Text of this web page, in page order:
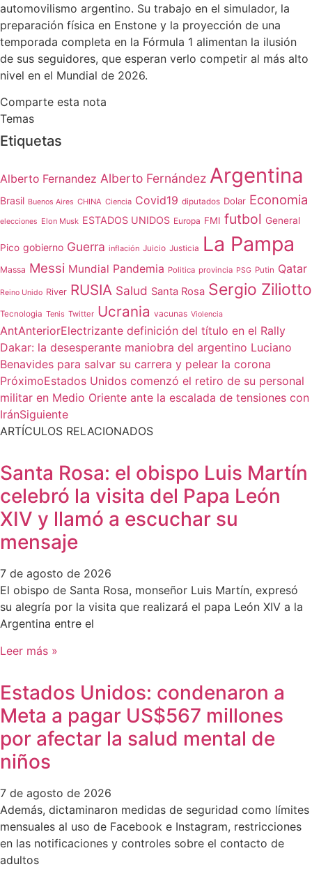
automovilismo argentino. Su trabajo en el simulador, la
preparación física en Enstone y la proyección de una
temporada completa en la Fórmula 1 alimentan la ilusión
de sus seguidores, que esperan verlo competir al más alto
nivel en el Mundial de 2026.
Comparte esta nota
Temas
Etiquetas
Alberto Fernandez Alberto Fernández Argentina
Brasil Buenos Aires CHINA Ciencia Covid19 diputados Dolar Economia
elecciones Elon Musk ESTADOS UNIDOS Europa FMI futbol General
Pico gobierno Guerra inflación Juicio Justicia La Pampa
Massa Messi Mundial Pandemia Politica provincia PSG Putin Qatar
Reino Unido River RUSIA Salud Santa Rosa Sergio Ziliotto
Tecnologia Tenis Twitter Ucrania vacunas Violencia
AntAnteriorElectrizante definición del título en el Rally
Dakar: la desesperante maniobra del argentino Luciano
Benavides para salvar su carrera y pelear la corona
PróximoEstados Unidos comenzó el retiro de su personal
militar en Medio Oriente ante la escalada de tensiones con
IránSiguiente
ARTÍCULOS RELACIONADOS
Santa Rosa: el obispo Luis Martín
celebró la visita del Papa León
XIV y llamó a escuchar su
mensaje
7 de agosto de 2026
El obispo de Santa Rosa, monseñor Luis Martín, expresó
su alegría por la visita que realizará el papa León XIV a la
Argentina entre el
Leer más »
Estados Unidos: condenaron a
Meta a pagar US$567 millones
por afectar la salud mental de
niños
7 de agosto de 2026
Además, dictaminaron medidas de seguridad como límites
mensuales al uso de Facebook e Instagram, restricciones
en las notificaciones y controles sobre el contacto de
adultos